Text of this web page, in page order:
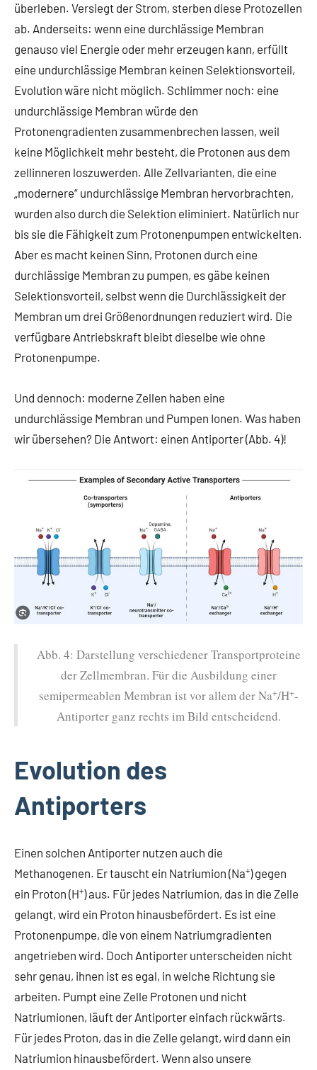
überleben. Versiegt der Strom, sterben diese Protozellen
ab. Anderseits: wenn eine durchlässige Membran
genauso viel Energie oder mehr erzeugen kann, erfüllt
eine undurchlässige Membran keinen Selektionsvorteil,
Evolution wäre nicht möglich. Schlimmer noch: eine
undurchlässige Membran würde den
Protonengradienten zusammenbrechen lassen, weil
keine Möglichkeit mehr besteht, die Protonen aus dem
zellinneren loszuwerden. Alle Zellvarianten, die eine
„modernere“ undurchlässige Membran hervorbrachten,
wurden also durch die Selektion eliminiert. Natürlich nur
bis sie die Fähigkeit zum Protonenpumpen entwickelten.
Aber es macht keinen Sinn, Protonen durch eine
durchlässige Membran zu pumpen, es gäbe keinen
Selektionsvorteil, selbst wenn die Durchlässigkeit der
Membran um drei Größenordnungen reduziert wird. Die
verfügbare Antriebskraft bleibt dieselbe wie ohne
Protonenpumpe.
Und dennoch: moderne Zellen haben eine
undurchlässige Membran und Pumpen Ionen. Was haben
wir übersehen? Die Antwort: einen Antiporter (Abb. 4)!
Abb. 4: Darstellung verschiedener Transportproteine
der Zellmembran. Für die Ausbildung einer
semipermeablen Membran ist vor allem der Na+/H+-
Antiporter ganz rechts im Bild entscheidend.
Evolution des
Antiporters
Einen solchen Antiporter nutzen auch die
Methanogenen. Er tauscht ein Natriumion (Na+) gegen
ein Proton (H+) aus. Für jedes Natriumion, das in die Zelle
gelangt, wird ein Proton hinausbefördert. Es ist eine
Protonenpumpe, die von einem Natriumgradienten
angetrieben wird. Doch Antiporter unterscheiden nicht
sehr genau, ihnen ist es egal, in welche Richtung sie
arbeiten. Pumpt eine Zelle Protonen und nicht
Natriumionen, läuft der Antiporter einfach rückwärts.
Für jedes Proton, das in die Zelle gelangt, wird dann ein
Natriumion hinausbefördert. Wenn also unsere